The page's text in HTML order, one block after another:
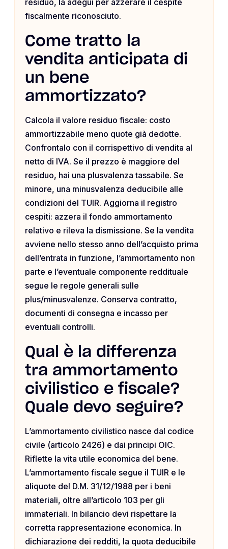
fiscalmente riconosciuto.
Come tratto la
vendita anticipata di
un bene
ammortizzato?
Calcola il valore residuo fiscale: costo
ammortizzabile meno quote già dedotte.
Confrontalo con il corrispettivo di vendita al
netto di IVA. Se il prezzo è maggiore del
residuo, hai una plusvalenza tassabile. Se
minore, una minusvalenza deducibile alle
condizioni del TUIR. Aggiorna il registro
cespiti: azzera il fondo ammortamento
relativo e rileva la dismissione. Se la vendita
avviene nello stesso anno dell’acquisto prima
dell’entrata in funzione, l’ammortamento non
parte e l’eventuale componente reddituale
segue le regole generali sulle
plus/minusvalenze. Conserva contratto,
documenti di consegna e incasso per
eventuali controlli.
Qual è la differenza
tra ammortamento
civilistico e fiscale?
Quale devo seguire?
L’ammortamento civilistico nasce dal codice
civile (articolo 2426) e dai principi OIC.
Riflette la vita utile economica del bene.
L’ammortamento fiscale segue il TUIR e le
aliquote del D.M. 31/12/1988 per i beni
materiali, oltre all’articolo 103 per gli
immateriali. In bilancio devi rispettare la
corretta rappresentazione economica. In
dichiarazione dei redditi, la quota deducibile